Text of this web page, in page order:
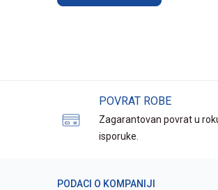
POVRAT ROBE
Zagarantovan povrat u
isporuke.
PODACI O KOMPANIJI